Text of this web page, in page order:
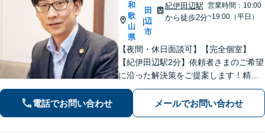
和
歌
山
県
|
田
辺
市
紀伊田辺駅
から徒歩2分
営業時間：10:00
~19:00（平日）
【夜間・休日面談可】【完全個室】
【紀伊田辺駅2分】依頼者さまのご希望
に沿った解決策をご提案します！精神
面への配慮も大切に【交通事故】示談
交渉の豊富な経験を活かし、賠償金の
増額を目指します【相続問題】不動産
電話でお問い合わせ メールでお問い合わせ